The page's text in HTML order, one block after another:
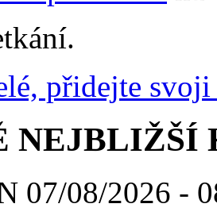
přidejte
NEJBLIŽŠÍ
07/08/2026 -